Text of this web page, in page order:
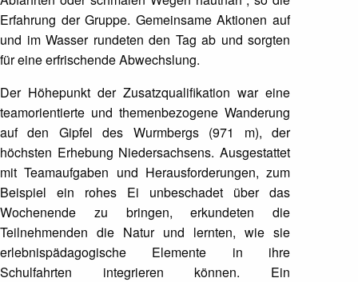
Erfahrung der Gruppe. Gemeinsame Aktionen auf
und im Wasser rundeten den Tag ab und sorgten
für eine erfrischende Abwechslung.
Der Höhepunkt der Zusatzqualifikation war eine
teamorientierte und themenbezogene Wanderung
auf den Gipfel des Wurmbergs (971 m), der
höchsten Erhebung Niedersachsens. Ausgestattet
mit Teamaufgaben und Herausforderungen, zum
Beispiel ein rohes Ei unbeschadet über das
Wochenende zu bringen, erkundeten die
Teilnehmenden die Natur und lernten, wie sie
erlebnispädagogische Elemente in ihre
Schulfahrten integrieren können. Ein